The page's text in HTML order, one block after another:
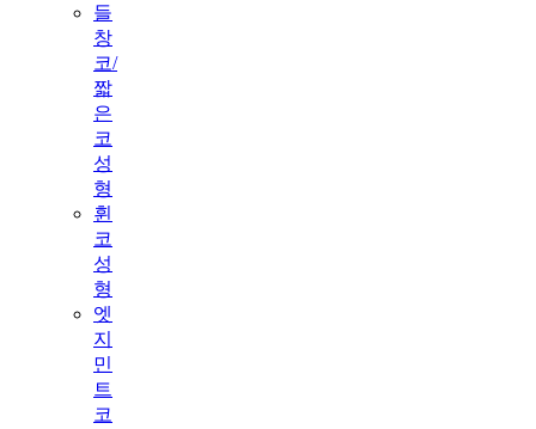
들
창
코/
짧
은
코
성
형
휜
코
성
형
엣
지
민
트
코